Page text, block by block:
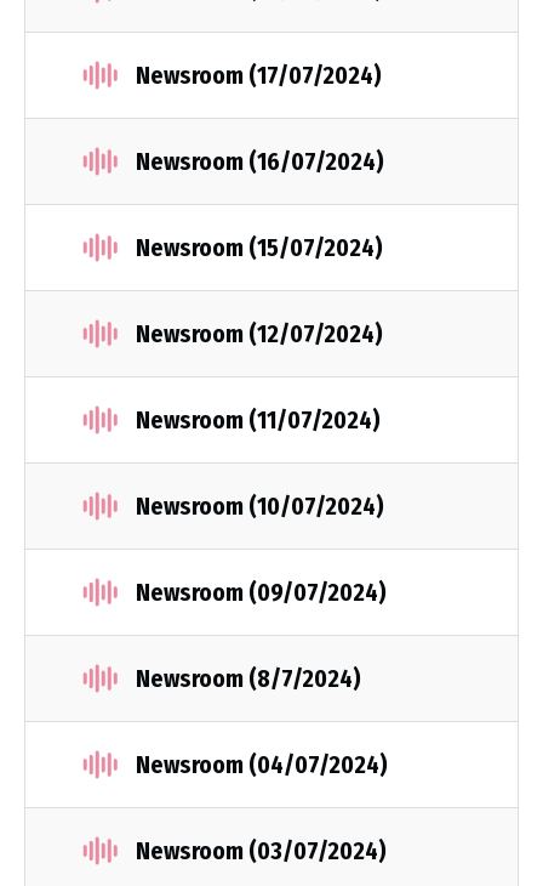
Newsroom (17/07/2024)
Newsroom (16/07/2024)
Newsroom (15/07/2024)
Newsroom (12/07/2024)
Newsroom (11/07/2024)
Newsroom (10/07/2024)
Newsroom (09/07/2024)
Newsroom (8/7/2024)
Newsroom (04/07/2024)
Newsroom (03/07/2024)